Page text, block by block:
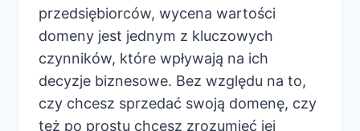
przedsiębiorców, wycena wartości
domeny jest jednym z kluczowych
czynników, które wpływają na ich
decyzje biznesowe. Bez względu na to,
czy chcesz sprzedać swoją domenę, czy
też po prostu chcesz zrozumieć jej